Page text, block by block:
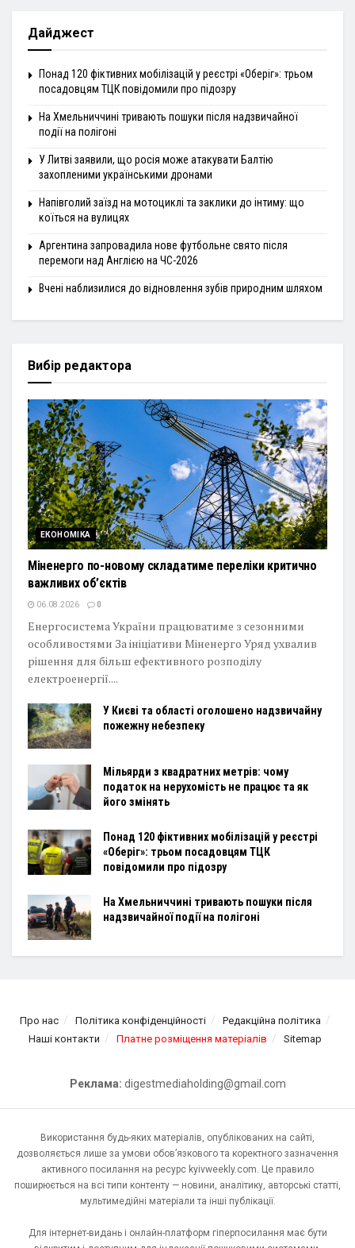
Дайджест
Понад 120 фіктивних мобілізацій у реєстрі «Оберіг»: трьом
посадовцям ТЦК повідомили про підозру
На Хмельниччині тривають пошуки після надзвичайної
події на полігоні
У Литві заявили, що росія може атакувати Балтію
захопленими українськими дронами
Напівголий заїзд на мотоциклі та заклики до інтиму: що
коїться на вулицях
Аргентина запровадила нове футбольне свято після
перемоги над Англією на ЧС-2026
Вчені наблизилися до відновлення зубів природним шляхом
Вибір редактора
ЕКОНОМІКА
Міненерго по-новому складатиме переліки критично
важливих об’єктів
06.08.2026 0
Енергосистема України працюватиме з сезонними
особливостями За ініціативи Міненерго Уряд ухвалив
рішення для більш ефективного розподілу
електроенергії....
У Києві та області оголошено надзвичайну
пожежну небезпеку
Мільярди з квадратних метрів: чому
податок на нерухомість не працює та як
його змінять
Понад 120 фіктивних мобілізацій у реєстрі
«Оберіг»: трьом посадовцям ТЦК
повідомили про підозру
На Хмельниччині тривають пошуки після
надзвичайної події на полігоні
Про нас Політика конфіденційності
Редакційна політика
Наші контакти
Платне розміщення матеріалів Sitemap
Реклама: digestmediaholding@gmail.com
Використання будь-яких матеріалів, опублікованих на сайті,
дозволяється лише за умови обов’язкового та коректного зазначення
активного посилання на ресурс kyivweekly.com. Це правило
поширюється на всі типи контенту — новини, аналітику, авторські статті,
мультимедійні матеріали та інші публікації.
Для інтернет-видань і онлайн-платформ гіперпосилання має бути